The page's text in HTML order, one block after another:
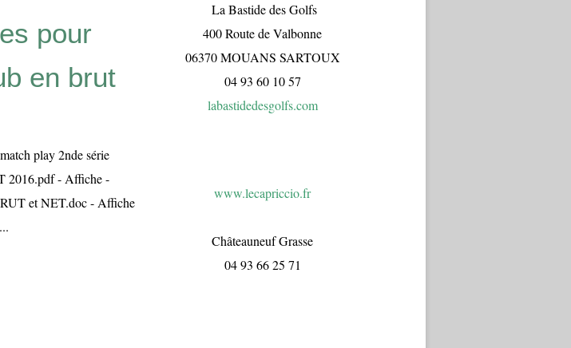
pour
en brut
play 2nde série
2016.pdf - Affiche -
et NET.doc - Affiche
La Bastide des Golfs
400 Route de Valbonne
06370 MOUANS SARTOUX
04 93 60 10 57
labastidedesgolfs.com
www.lecapriccio.fr
Châteauneuf Grasse
04 93 66 25 71